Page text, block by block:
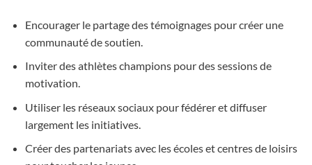
Encourager le partage des témoignages pour créer une
communauté de soutien.
Inviter des athlètes champions pour des sessions de
motivation.
Utiliser les réseaux sociaux pour fédérer et diffuser
largement les initiatives.
Créer des partenariats avec les écoles et centres de loisirs